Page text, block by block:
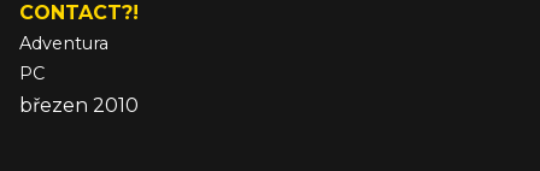
CONTACT?!
Adventura
PC
březen 2010